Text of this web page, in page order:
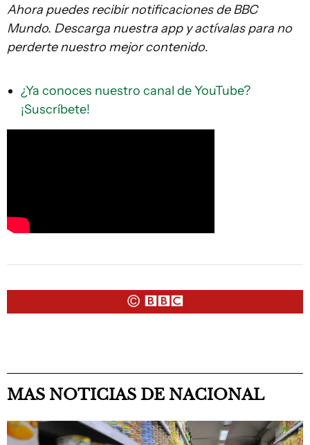
Ahora puedes recibir notificaciones de BBC
Mundo. Descarga nuestra app y actívalas para no
perderte nuestro mejor contenido.
¿Ya conoces nuestro canal de YouTube?
¡Suscríbete!
MAS NOTICIAS DE NACIONAL